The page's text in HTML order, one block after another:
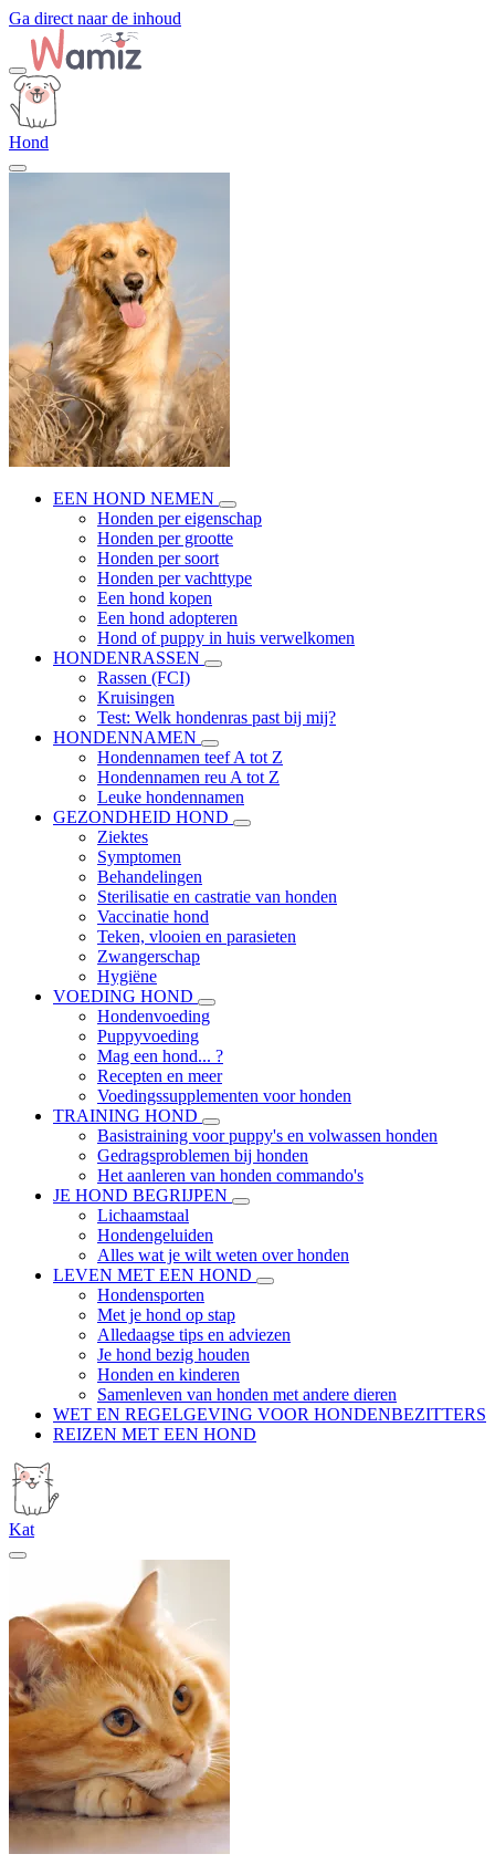
Ga direct naar de inhoud
Hond
EEN HOND NEMEN
Honden per eigenschap
Honden per grootte
Honden per soort
Honden per vachttype
Een hond kopen
Een hond adopteren
Hond of puppy in huis verwelkomen
HONDENRASSEN
Rassen (FCI)
Kruisingen
Test: Welk hondenras past bij mij?
HONDENNAMEN
Hondennamen teef A tot Z
Hondennamen reu A tot Z
Leuke hondennamen
GEZONDHEID HOND
Ziektes
Symptomen
Behandelingen
Sterilisatie en castratie van honden
Vaccinatie hond
Teken, vlooien en parasieten
Zwangerschap
Hygiëne
VOEDING HOND
Hondenvoeding
Puppyvoeding
Mag een hond... ?
Recepten en meer
Voedingssupplementen voor honden
TRAINING HOND
Basistraining voor puppy's en volwassen honden
Gedragsproblemen bij honden
Het aanleren van honden commando's
JE HOND BEGRIJPEN
Lichaamstaal
Hondengeluiden
Alles wat je wilt weten over honden
LEVEN MET EEN HOND
Hondensporten
Met je hond op stap
Alledaagse tips en adviezen
Je hond bezig houden
Honden en kinderen
Samenleven van honden met andere dieren
WET EN REGELGEVING VOOR HONDENBEZITTERS
REIZEN MET EEN HOND
Kat